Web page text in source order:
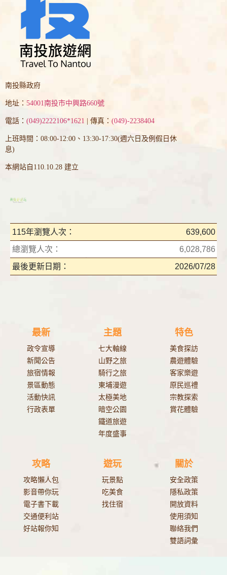
南投縣政府
地址： 54001南投市中興路660號
電話： (049)2222106*1621 | 傳真： (049)-2238404
上班時間：08:00-12:00、13:30-17:30(週六日及例假日休
息)
本網站自110.10.28 建立
115年瀏覽人次：
639,600
總瀏覽人次：
6,028,786
最後更新日期：
2026/07/28
最新
政令宣導
新聞公告
旅宿情報
景區動態
活動快訊
行政表單
主題
七大軸線
山野之旅
騎行之旅
東埔漫遊
太極美地
暗空公園
鐵道旅遊
年度盛事
特色
美食探訪
農遊體驗
客家樂遊
原民巡禮
宗教探索
賞花體驗
攻略
攻略懶人包
影音帶你玩
電子書下載
交通便利站
好站報你知
遊玩
玩景點
吃美食
找住宿
關於
安全政策
隱私政策
開放資料
使用須知
聯絡我們
雙語詞彙